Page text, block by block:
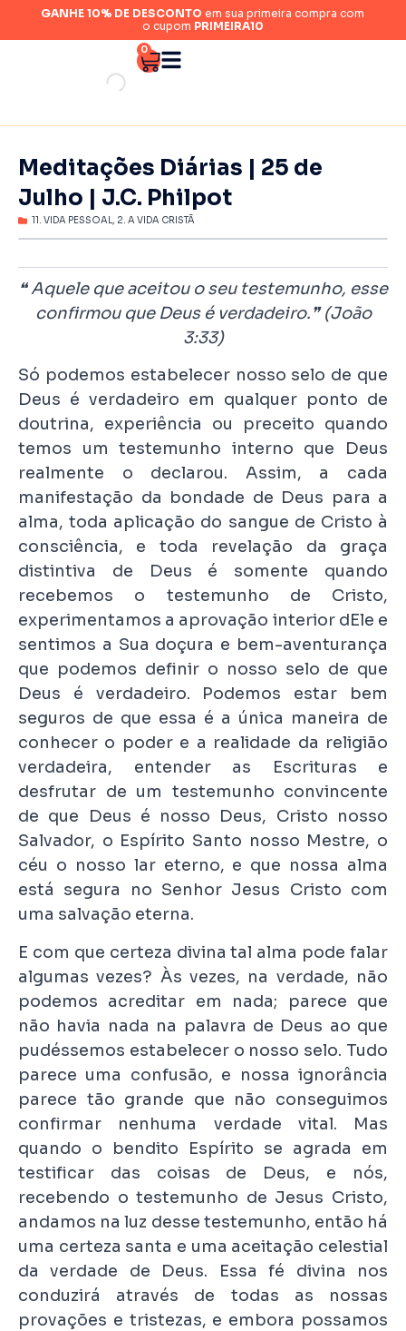
GANHE 10% DE DESCONTO em sua primeira compra com
o cupom PRIMEIRA10
0
Meditações Diárias | 25 de
Julho | J.C. Philpot
11. VIDA PESSOAL, 2. A VIDA CRISTÃ
❝ Aquele que aceitou o seu testemunho, esse
confirmou que Deus é verdadeiro.❞ (João
3:33)
Só podemos estabelecer nosso selo de que
Deus é verdadeiro em qualquer ponto de
doutrina, experiência ou preceito quando
temos um testemunho interno que Deus
realmente o declarou. Assim, a cada
manifestação da bondade de Deus para a
alma, toda aplicação do sangue de Cristo à
consciência, e toda revelação da graça
distintiva de Deus é somente quando
recebemos o testemunho de Cristo,
experimentamos a aprovação interior dEle e
sentimos a Sua doçura e bem-aventurança
que podemos definir o nosso selo de que
Deus é verdadeiro. Podemos estar bem
seguros de que essa é a única maneira de
conhecer o poder e a realidade da religião
verdadeira, entender as Escrituras e
desfrutar de um testemunho convincente
de que Deus é nosso Deus, Cristo nosso
Salvador, o Espírito Santo nosso Mestre, o
céu o nosso lar eterno, e que nossa alma
está segura no Senhor Jesus Cristo com
uma salvação eterna.
E com que certeza divina tal alma pode falar
algumas vezes? Às vezes, na verdade, não
podemos acreditar em nada; parece que
não havia nada na palavra de Deus ao que
pudéssemos estabelecer o nosso selo. Tudo
parece uma confusão, e nossa ignorância
parece tão grande que não conseguimos
confirmar nenhuma verdade vital. Mas
quando o bendito Espírito se agrada em
testificar das coisas de Deus, e nós,
recebendo o testemunho de Jesus Cristo,
andamos na luz desse testemunho, então há
uma certeza santa e uma aceitação celestial
da verdade de Deus. Essa fé divina nos
conduzirá através de todas as nossas
provações e tristezas, e embora possamos